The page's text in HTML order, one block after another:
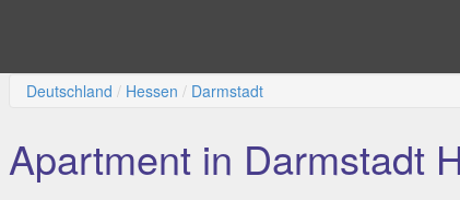
Deutschland Hessen Darmstadt
Apartment in Darmstadt